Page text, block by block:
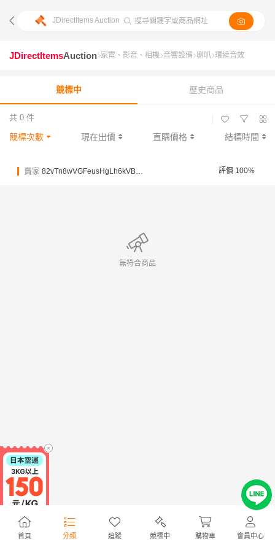
JDirectItems Auction 搜尋關鍵字或商品網址
首頁 分類 追蹤 競標中 購物車 會員中心
JDirectItemsAuction 家電、影音、相機 音響設備 喇叭 環繞音效
競標中 歷史商品
共 0 件
競標次數 現在出價 直購價格 結標時間
賣家 82vTn8wVGFeusHgLh6kVBWwpSrA7u 評價 100%
無符合商品